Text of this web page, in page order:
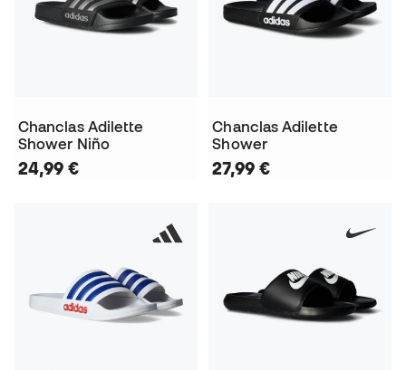
Chanclas Adilette
Shower Niño
24,99 €
Chanclas Adilette
Shower
27,99 €